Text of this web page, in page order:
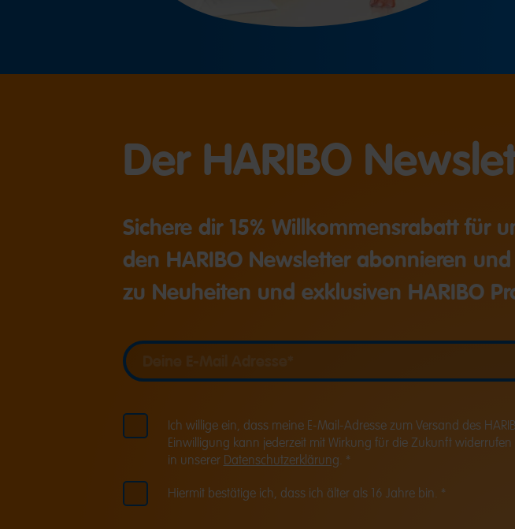
Der HARIBO
Sichere dir 15% Willkommensrabatt für
den HARIBO Newsletter abonnieren
zu Neuheiten und exklusiven HARIBO
Ich willige ein, dass meine E-Mail-Adresse zum Versand des
Einwilligung kann jederzeit mit Wirkung für die Zukunft
in unserer Datenschutzerklärung. *
Hiermit bestätige ich, dass ich älter als 16 Jahre bin. *